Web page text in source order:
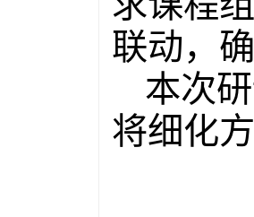
联动，
本次
将细化